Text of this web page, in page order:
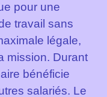
pour une
travail sans
légale,
mission. Durant
bénéficie
salariés. Le